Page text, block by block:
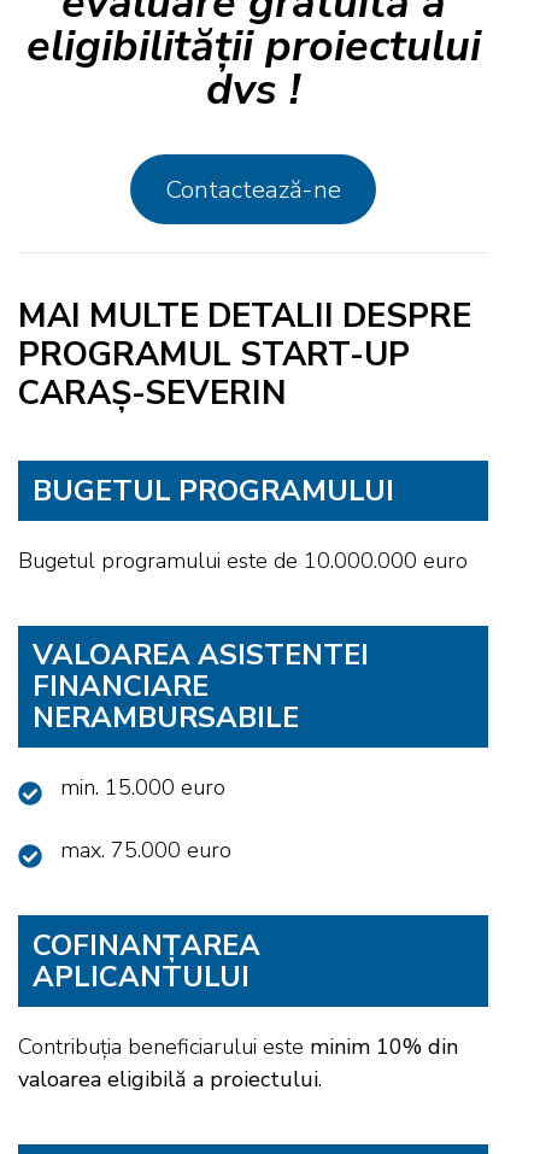
eligibilității proiectului
dvs !
Contactează-ne
MAI MULTE DETALII DESPRE
PROGRAMUL START-UP
CARAȘ-SEVERIN
BUGETUL PROGRAMULUI
Bugetul programului este de 10.000.000 euro
VALOAREA ASISTENTEI
FINANCIARE
NERAMBURSABILE
min. 15.000 euro
max. 75.000 euro
COFINANȚAREA
APLICANTULUI
Contribuția beneficiarului este minim 10% din
valoarea eligibilă a proiectului.